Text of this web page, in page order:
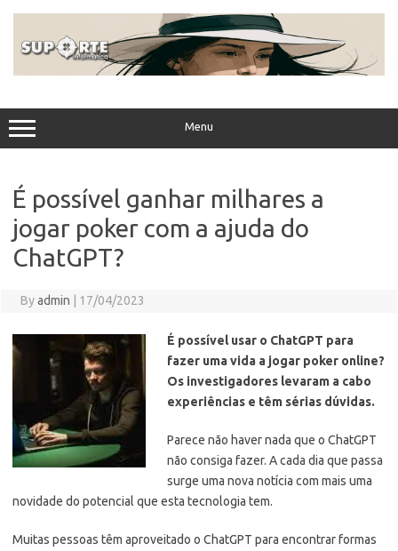
Menu
É possível ganhar milhares a
jogar poker com a ajuda do
ChatGPT?
Byadmin 17/04/2023
É possível usar o ChatGPT para
fazer uma vida a jogar poker online?
Os investigadores levaram a cabo
experiências e têm sérias dúvidas.
Parece não haver nada que o ChatGPT
não consiga fazer. A cada dia que passa
surge uma nova notícia com mais uma
novidade do potencial que esta tecnologia tem.
Muitas pessoas têm aproveitado o ChatGPT para encontrar formas